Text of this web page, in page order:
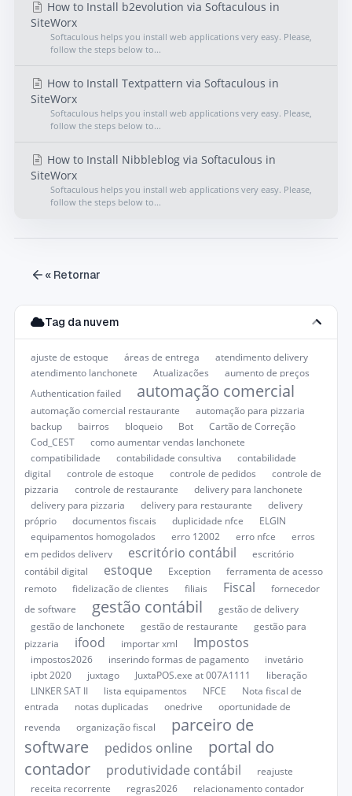
How to Install b2evolution via Softaculous in
SiteWorx
Softaculous helps you install web applications very easy. Please,
follow the steps below to...
How to Install Textpattern via Softaculous in
SiteWorx
Softaculous helps you install web applications very easy. Please,
follow the steps below to...
How to Install Nibbleblog via Softaculous in
SiteWorx
Softaculous helps you install web applications very easy. Please,
follow the steps below to...
« Retornar
Tag da nuvem
ajuste de estoque áreas de entrega
atendimento delivery
atendimento lanchonete
Atualizações
aumento de preços
Authentication failed
automação comercial
automação comercial restaurante
automação para pizzaria
backup
bairros bloqueio Bot
Cartão de Correção
Cod_CEST
como aumentar vendas lanchonete
compatibilidade
contabilidade consultiva
contabilidade
digital
controle de estoque controle de pedidos
controle de
pizzaria
controle de restaurante
delivery para lanchonete
delivery para pizzaria
delivery para restaurante
delivery
próprio
documentos fiscais duplicidade nfce
ELGIN
equipamentos homogolados
erro 12002 erro nfce
erros
em pedidos delivery
escritório contábil
escritório
contábil digital
estoque Exception
ferramenta de acesso
remoto
fidelização de clientes filiais Fiscal
fornecedor
de software
gestão contábil
gestão de delivery
gestão de lanchonete
gestão de restaurante
gestão para
pizzaria
ifood importar xml Impostos
impostos2026 inserindo formas de pagamento
invetário
ipbt 2020
juxtago JuxtaPOS.exe at 007A1111
liberação
LINKER SAT II
lista equipamentos NFCE
Nota fiscal de
entrada
notas duplicadas onedrive
oportunidade de
revenda
organização fiscal
parceiro de
software
pedidos online
portal do
contador
produtividade contábil
reajuste
receita recorrente
regras2026
relacionamento contador